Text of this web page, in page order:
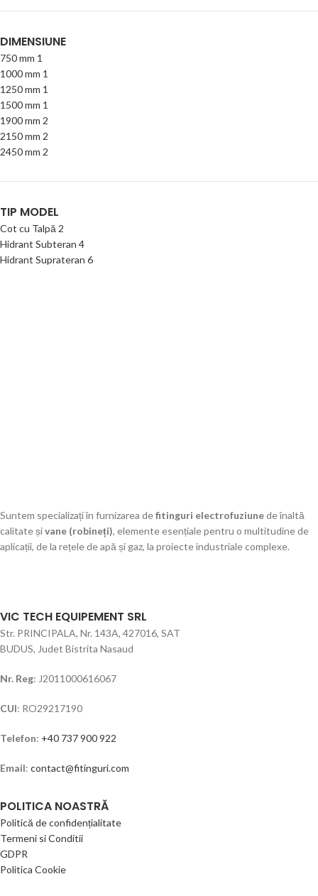
DIMENSIUNE
750 mm 1
1000 mm 1
1250 mm 1
1500 mm 1
1900 mm 2
2150 mm 2
2450 mm 2
TIP MODEL
Cot cu Talpă 2
Hidrant Subteran 4
Hidrant Suprateran 6
Suntem specializați în furnizarea defitinguri electrofuziunede înaltă
calitate șivane (robineți), elemente esențiale pentru o multitudine de
aplicații, de la rețele de apă și gaz, la proiecte industriale complexe.
VIC TECH EQUIPEMENT SRL
Str. PRINCIPALA, Nr. 143A, 427016, SAT
BUDUS, Judet Bistrita Nasaud
Nr. Reg: J2011000616067
CUI: RO29217190
Telefon: +40 737 900 922
Email: contact@fitinguri.com
POLITICA NOASTRĂ
Politică de confidențialitate
Termeni si Conditii
GDPR
Politica Cookie